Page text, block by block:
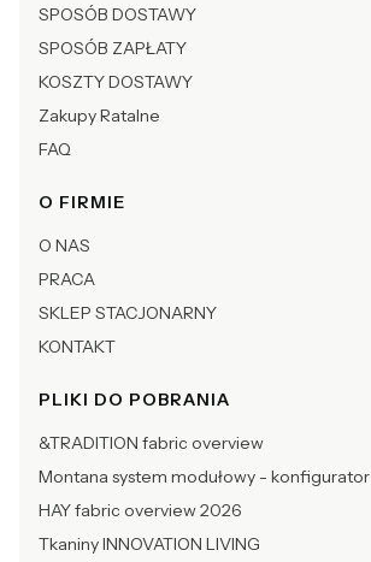
SPOSÓB DOSTAWY
SPOSÓB ZAPŁATY
KOSZTY DOSTAWY
Zakupy Ratalne
FAQ
O FIRMIE
O NAS
PRACA
SKLEP STACJONARNY
KONTAKT
PLIKI DO POBRANIA
&TRADITION fabric overview
Montana system modułowy - konfigurator
HAY fabric overview 2026
Tkaniny INNOVATION LIVING